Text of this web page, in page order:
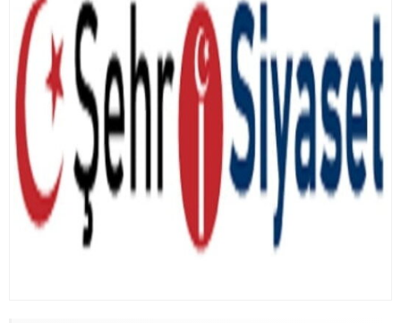
İçişleri Bakanı Mustafa Çiftçi’den Devlet Bahçeli’ye “Terörsüz
Türkiye” Teşekkürü